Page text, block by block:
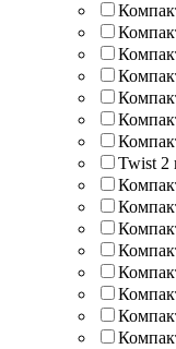
Twist 2